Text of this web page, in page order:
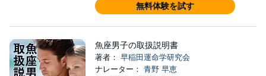
無料体験を試す
魚座男子の取扱説明書
著者： 早稲田運命学研究会
ナレーター： 青野 早恵